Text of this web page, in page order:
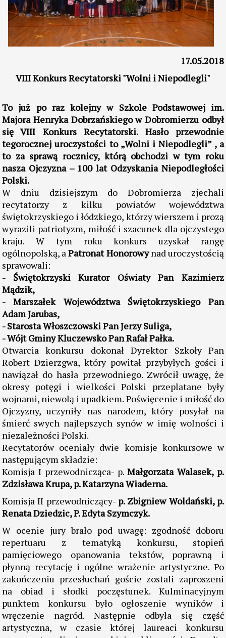
17.05.2018
VIII Konkurs Recytatorski "Wolni i Niepodlegli"
To już po raz kolejny w Szkole Podstawowej im.
Majora Henryka Dobrzańskiego w Dobromierzu odbył
się VIII Konkurs Recytatorski. Hasło przewodnie
tegorocznej uroczystości to „Wolni i Niepodlegli” , a
to za sprawą rocznicy, którą obchodzi w tym roku
nasza Ojczyzna – 100 lat Odzyskania Niepodległości
Polski.
W dniu dzisiejszym do Dobromierza zjechali
recytatorzy z kilku powiatów województwa
świętokrzyskiego i łódzkiego, którzy wierszem i prozą
wyrazili patriotyzm, miłość i szacunek dla ojczystego
kraju. W tym roku konkurs uzyskał rangę
ogólnopolską, aPatronat Honorowynad uroczystością
sprawowali:
- Świętokrzyski Kurator Oświaty Pan Kazimierz
Mądzik,
- Marszałek Województwa Świętokrzyskiego Pan
Adam Jarubas,
- Starosta Włoszczowski Pan Jerzy Suliga,
- Wójt Gminy Kluczewsko Pan Rafał Pałka.
Otwarcia konkursu dokonał Dyrektor Szkoły Pan
Robert Dzierzgwa, który powitał przybyłych gości i
nawiązał do hasła przewodniego. Zwrócił uwagę, że
okresy potęgi i wielkości Polski przeplatane były
wojnami, niewolą i upadkiem. Poświęcenie i miłość do
Ojczyzny, uczyniły nas narodem, który posyłał na
śmierć swych najlepszych synów w imię wolności i
niezależności Polski.
Recytatorów oceniały dwie komisje konkursowe w
następującym składzie:
Komisja I przewodnicząca- p.Małgorzata Walasek, p.
Zdzisława Krupa, p. Katarzyna Wiaderna.
Komisja II przewodniczący- p. Zbigniew Woldański,p.
Renata Dziedzic, P. Edyta Szymczyk.
W ocenie jury brało pod uwagę: zgodność doboru
repertuaru z tematyką konkursu, stopień
pamięciowego opanowania tekstów, poprawną i
płynną recytację i ogólne wrażenie artystyczne. Po
zakończeniu przesłuchań goście zostali zaproszeni
na obiad i słodki poczęstunek. Kulminacyjnym
punktem konkursu było ogłoszenie wyników i
wręczenie nagród. Następnie odbyła się część
artystyczna, w czasie której laureaci konkursu